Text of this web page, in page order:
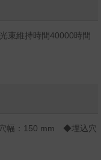
維持時間40000時間
幅：150 mm ◆埋込穴